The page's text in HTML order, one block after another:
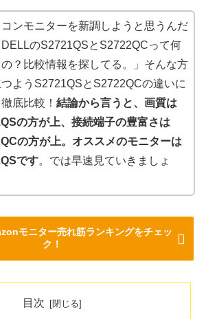
コンモニターを新調しようと思うんだ
のS2721QSとS2722QCって何
？比較情報を探してる。」そんな方
ようS2721QSとS2722QCの違いに
底比較！ 結論から言うと、画質は
の方が上、接続端子の豊富さは
の方が上。オススメのモニターは
です。では早速見ていきましょ
モニター売れ筋ランキングをチェッ
ク！
目次